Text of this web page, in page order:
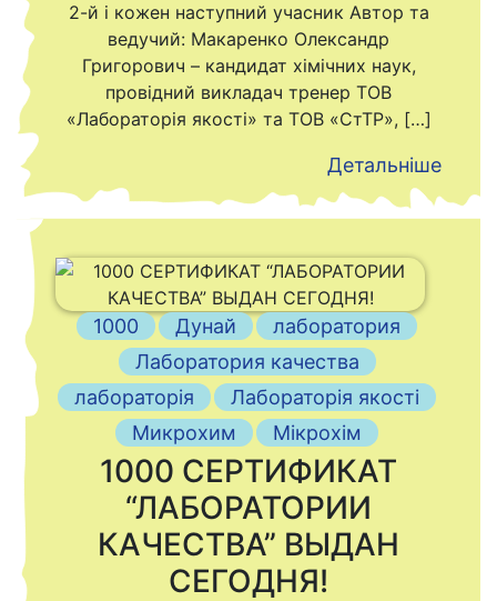
2-й і кожен наступний учасник Автор та
ведучий: Макаренко Олександр
Григорович – кандидат хімічних наук,
провідний викладач тренер ТОВ
«Лабораторія якості» та ТОВ «СтТР», […]
Детальніше
1000 Дунай
лаборатория
Лаборатория качества
лабораторія
Лабораторія якості
Микрохим
Мікрохім
1000 СЕРТИФИКАТ
“ЛАБОРАТОРИИ
КАЧЕСТВА” ВЫДАН
СЕГОДНЯ!